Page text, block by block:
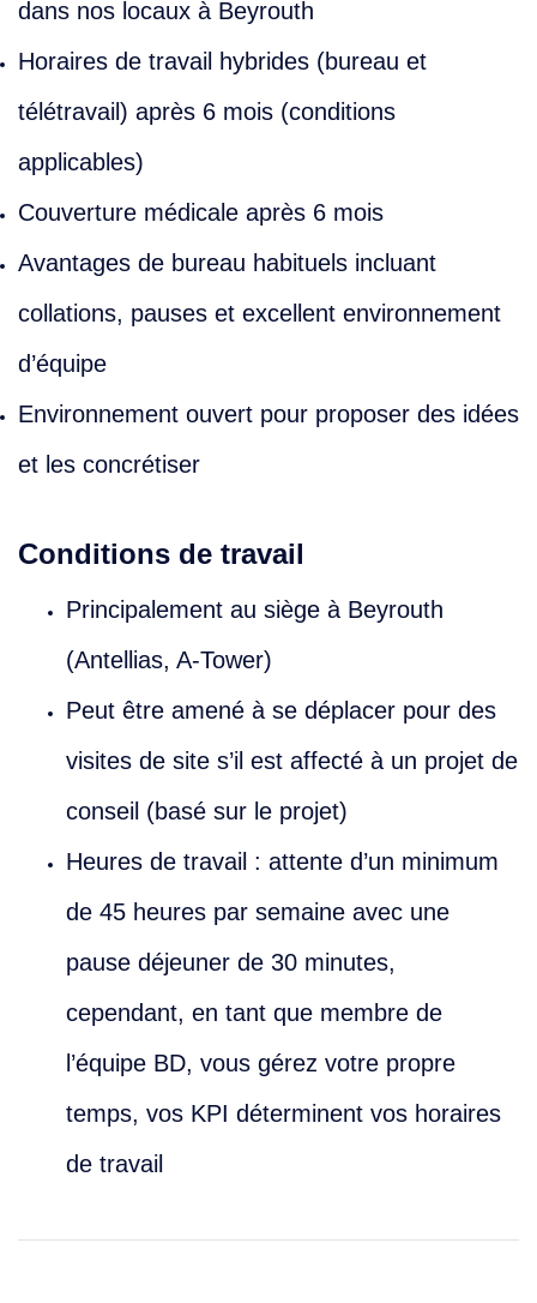
dans nos locaux à Beyrouth
Horaires de travail hybrides (bureau et
télétravail) après 6 mois (conditions
applicables)
Couverture médicale après 6 mois
Avantages de bureau habituels incluant
collations, pauses et excellent environnement
d’équipe
Environnement ouvert pour proposer des idées
et les concrétiser
Conditions de travail
Principalement au siège à Beyrouth
(Antellias, A-Tower)
Peut être amené à se déplacer pour des
visites de site s’il est affecté à un projet de
conseil (basé sur le projet)
Heures de travail : attente d’un minimum
de 45 heures par semaine avec une
pause déjeuner de 30 minutes,
cependant, en tant que membre de
l’équipe BD, vous gérez votre propre
temps, vos KPI déterminent vos horaires
de travail